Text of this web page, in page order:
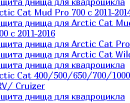
Cat Mud Pro 700 с 2011-
днища для Arctic Cat
c 2011-2016
днища для Arctic Cat
днища для Arctic Cat
днища для квадроцикла
Cat 400/500/650/700/1000
Cruizer
днища для квадроцикла